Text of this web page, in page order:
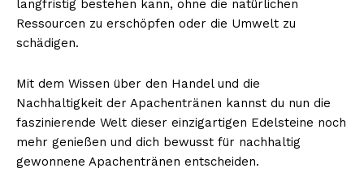
langfristig bestehen kann, ohne die natürlichen
Ressourcen zu erschöpfen oder die Umwelt zu
schädigen.
Mit dem Wissen über den Handel und die
Nachhaltigkeit der Apachentränen kannst du nun die
faszinierende Welt dieser einzigartigen Edelsteine noch
mehr genießen und dich bewusst für nachhaltig
gewonnene Apachentränen entscheiden.